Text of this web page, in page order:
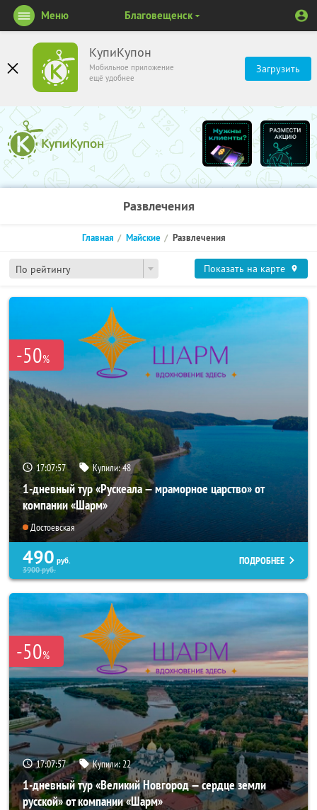
КупиКупон
Мобильное приложение
ещё удобнее
Загрузить
Меню Благовещенск
Развлечения
По рейтингу
Главная Майские Развлечения
Показать на карте
-50%
17:07:57 Купили:48
1-дневный тур «Рускеала — мраморное царство» от
компании «Шарм»
Достоевская
490 руб.
3900руб.
ПОДРОБНЕЕ
-50%
17:07:57 Купили: 22
1-дневный тур «Великий Новгород — сердце земли
русской» от компании «Шарм»